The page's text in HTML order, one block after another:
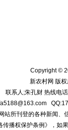
Copyright ©
新农村网 版
联系人;朱孔财 热线电
站所刊登的各种新闻、
播权保护条例》，如